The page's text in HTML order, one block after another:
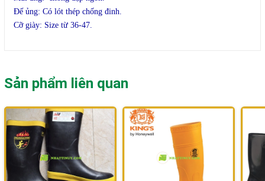
Đế ủng: Có lót thép chống đinh.
Cỡ giày: Size từ 36-47.
Sản phẩm liên quan